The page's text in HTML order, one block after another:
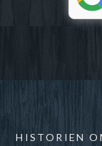
HISTORIEN